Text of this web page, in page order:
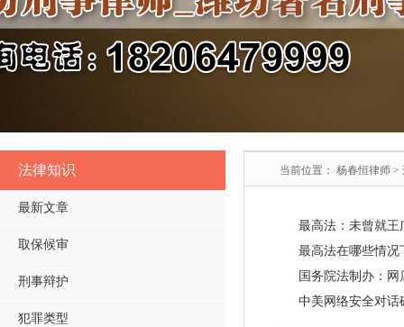
法律知识
最新文章
取保候审
刑事辩护
犯罪类型
当前位置： 杨春恒律师 >
最高法：未曾就王
最高法在哪些情况
国务院法制办：
中美网络安全对话